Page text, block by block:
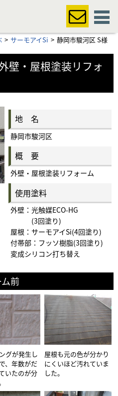
サーモアイSi
静岡市駿河区 S様
壁・屋根塗装リフォ
地 名
静岡市駿河区
概 要
外壁・屋根塗装リフォーム
使用塗料
外壁：光触媒ECO-HG
(3回塗り)
屋根：サーモアイSi(4回塗り)
付帯部：フッソ樹脂(3回塗り)
変成シリコン打ち替え
前
グが発生し
、年数がだ
いたのが分
屋根も元の色が分かり
にくいほど汚れていま
した。